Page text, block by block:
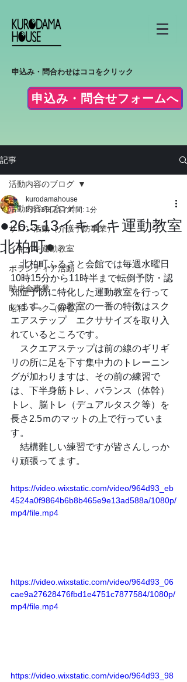
申込み・問合わせはココをクリック
申込み・問合せフォームへ
記事
活動内容のブログ
サロン活動（介護予防事業）
イキイキ運動教室
ボランティア活動
助成金事業
昭和パーク（麻雀）
活動内容のブログ
●26.5.13イキイキ運動教室
北柏町●
kurodamahouse
5月13日 読了時間: 1分
北柏町ふるさと会館では毎週水曜日
10時15分から11時半まで転倒予防・認
知症予防に特化した運動教室を行って
います。この教室の一番の特徴はスク
エアステップ　エクササイズを取り入
れているところです。
スクエアステップは前の線のギリギ
リの所に足を下す集中力のトレーニン
グが加わりますは、その前の練習で
は、下半身筋トレ、バランス（体幹）
トレ、脳トレ（デュアルタスク等）を
長さ2.5ｍのマットの上で行っていま
す。
結構難しい練習ですが皆さんしっか
り頑張ってます。
https://video.wixstatic.com/video/964d93_eb
4524a0f9864b6b8b465e9e13ad588a/1080p/
mp4/file.mp4
https://video.wixstatic.com/video/964d93_06
cae9a27628476fbd1e4751c7877584/1080p/
mp4/file.mp4
https://video.wixstatic.com/video/964d93_98